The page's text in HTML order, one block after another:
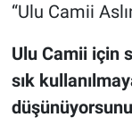
“Ulu Camii
Ulu Camii için
sık